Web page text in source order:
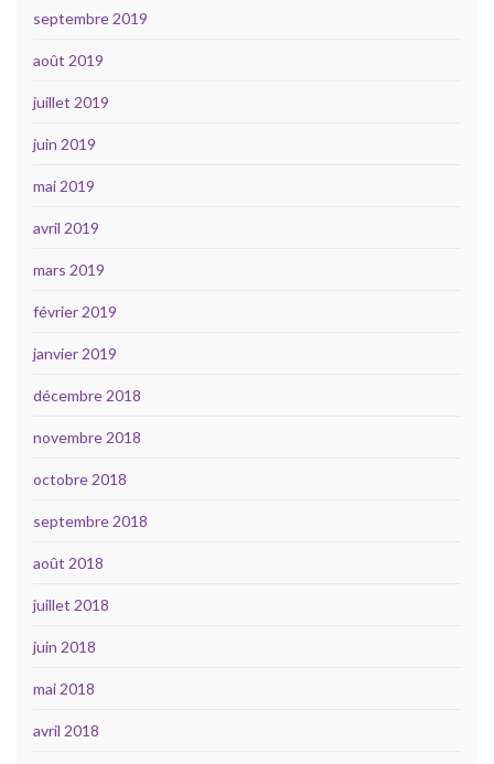
septembre 2019
août 2019
juillet 2019
juin 2019
mai 2019
avril 2019
mars 2019
février 2019
janvier 2019
décembre 2018
novembre 2018
octobre 2018
septembre 2018
août 2018
juillet 2018
juin 2018
mai 2018
avril 2018